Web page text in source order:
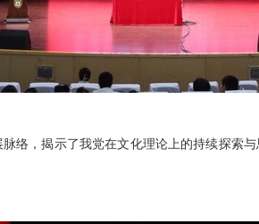
络，揭示了我党在文化理论上的持续探索